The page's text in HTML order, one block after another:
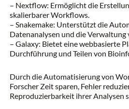
– Nextflow: Ermöglicht die
skalierbarer Workflows.
– Snakemake: Unterstützt die
Datenanalysen und die
– Galaxy: Bietet eine webbasierte
Durchführung und Teilen von
Durch die Automatisierung von
Forscher Zeit sparen, Fehler
Reproduzierbarkeit ihrer Analysen